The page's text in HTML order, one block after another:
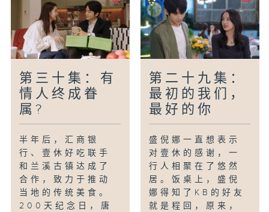
第三十集：有
情人终成眷
属?
半年后，汇商银
行、壹休好吃联手
和兰溪古镇达成了
合作，致力于推动
当地的传统美食。
200天纪念日，唐
第二十九集：
最初的我们，
最好的你
盛倪娜一直想表示
对壹休的感谢，一
行人相聚在了悠然
居。饭桌上，盛倪
娜得知了KB的好友
就是程回，原来，